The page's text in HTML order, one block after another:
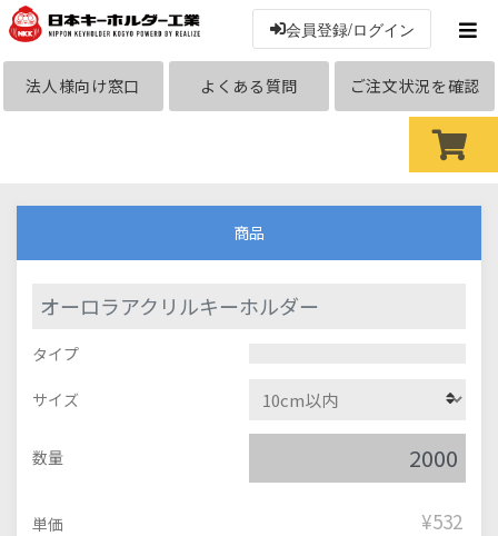
会員登録/ログイン
法人様向け窓口 よくある質問 ご注文状況を確認
商品
オーロラアクリルキーホルダー
タイプ
サイズ
数量
単価 ¥532